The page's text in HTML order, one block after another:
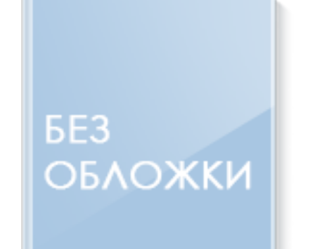
Е. Карпов, 2007. - 1 эл. опт. диск (CD-ROM).